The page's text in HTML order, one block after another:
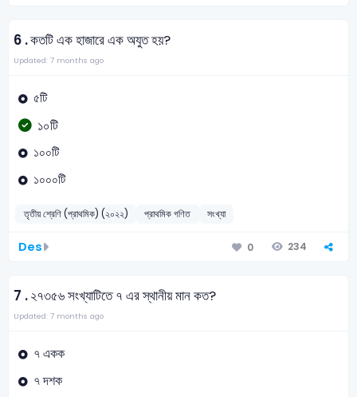
6 .কতটি এক হাজারে এক অযুত হয়?
Updated: 7 months ago
৫টি
১০টি
১০০টি
১০০০টি
তৃতীয় শ্রেণি (প্রাথমিক) (২০২২) প্রাথমিক গণিত সংখ্যা
Des 0 234
7 .২৭৩৫৬ সংখ্যাটিতে ৭ এর স্থানীয় মান কত?
Updated: 7 months ago
৭ একক
৭ দশক